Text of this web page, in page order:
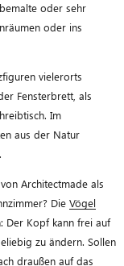
oder sehr
oder ins
vielerorts
Fensterbrett, als
Im
aus der Natur
Architectmade als
Die Vögel
Der Kopf kann frei auf
zu ändern. Sollen
draußen auf das